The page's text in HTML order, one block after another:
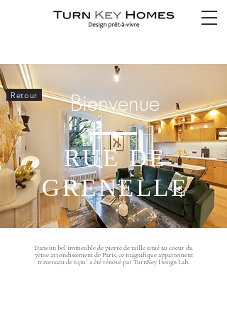
Bienvenue
Retour
RUE DE
GRENELLE
Dans un bel immeuble de pierre de taille situé au coeur du
7ème arrondissement de Paris, ce magnifique appartement
traversant de 65m² a été rénové par TurnKey Design Lab.